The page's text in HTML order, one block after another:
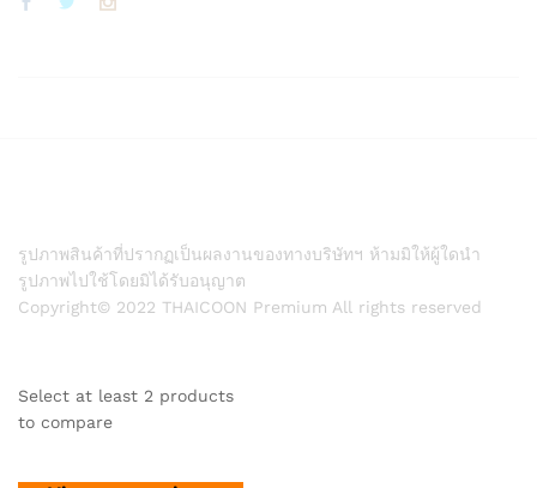
รูปภาพสินค้าที่ปรากฏเป็นผลงานของทางบริษัทฯ ห้ามมิให้ผู้ใดนำ
รูปภาพไปใช้โดยมิได้รับอนุญาต
Copyright© 2022 THAICOON Premium All rights reserved
Select at least 2 products
to compare